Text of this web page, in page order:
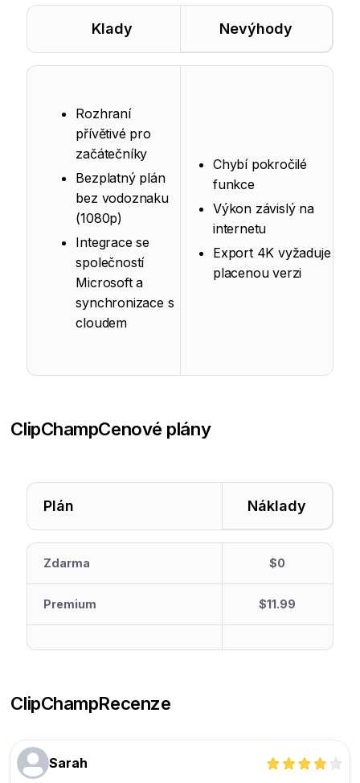
Klady Nevýhody
Rozhraní
přívětivé pro
začátečníky
Bezplatný plán
bez vodoznaku
(1080p)
Integrace se
společností
Microsoft a
synchronizace s
cloudem
Chybí pokročilé
funkce
Výkon závislý na
internetu
Export 4K vyžaduje
placenou verzi
ClipChampCenové plány
Plán Náklady
Zdarma $0
Premium $11.99
ClipChampRecenze
Sarah